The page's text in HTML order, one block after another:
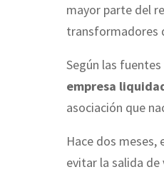
mayor parte del
transformadores
Según las
empresa
asociación que
Hace dos meses,
evitar la salida de